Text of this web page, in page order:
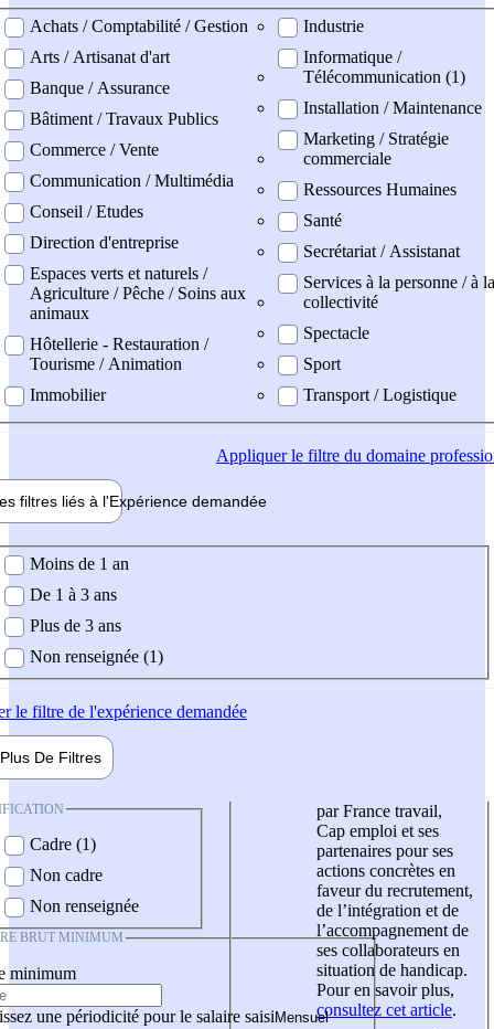
professionel
Achats / Comptabilité / Gestion
Arts / Artisanat d'art
Banque / Assurance
Bâtiment / Travaux Publics
Commerce / Vente
Communication / Multimédia
Conseil / Etudes
Direction d'entreprise
Espaces verts et naturels /
Agriculture / Pêche / Soins aux
animaux
Hôtellerie - Restauration /
Tourisme / Animation
Immobilier
Industrie
Informatique /
Télécommunication (1)
Installation / Maintenance
Marketing / Stratégie
commerciale
Ressources Humaines
Santé
Secrétariat / Assistanat
Services à la personne / à la
collectivité
Spectacle
Sport
Transport / Logistique
Appliquerle filtre du domaine
filtres liés à l'Expérience demandée
demandée
Moins de 1 an
De 1 à 3 ans
Plus de 3 ans
Non renseignée (1)
le filtre de l'expérience demandée
Plus De Filtres
Cadre (1)
Non cadre
Non renseignée
BRUT MINIMUM
minimum
une périodicité pour le salaire saisi
par France travail,
Cap emploi et ses
partenaires pour ses
actions concrètes en
faveur du recrutement,
de l’intégration et de
l’accompagnement de
ses collaborateurs en
situation de handicap.
Pour en savoir plus,
consultez cet article.